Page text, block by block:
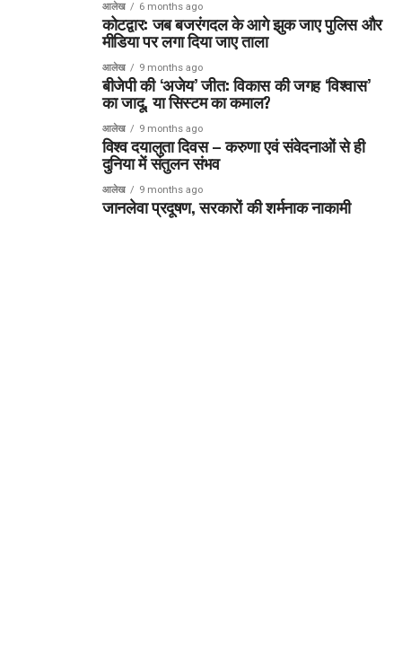
आलेख 6 months ago
कोटद्वार: जब बजरंगदल के आगे झुक जाए पुलिस और
मीडिया पर लगा दिया जाए ताला
आलेख 9 months ago
बीजेपी की ‘अजेय’ जीत: विकास की जगह ‘विश्वास’
का जादू, या सिस्टम का कमाल?
आलेख 9 months ago
विश्व दयालुता दिवस – करुणा एवं संवेदनाओं से ही
दुनिया में संतुलन संभव
आलेख 9 months ago
जानलेवा प्रदूषण, सरकारों की शर्मनाक नाकामी